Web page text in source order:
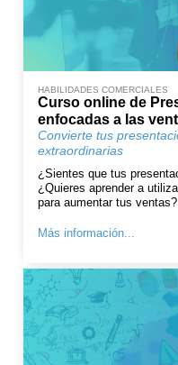
HABILIDADES COMERCIALES
Curso online de
enfocadas a las
Convierte tus
extraordinarias
¿Sientes que tus
¿Quieres aprender a
para aumentar tus
Más información...